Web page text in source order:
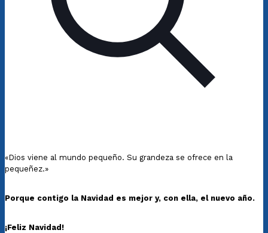
«Dios viene al mundo pequeño. Su grandeza se ofrece en la
pequeñez.»
Porque contigo la Navidad es mejor y, con ella, el nuevo año.
¡Feliz Navidad!